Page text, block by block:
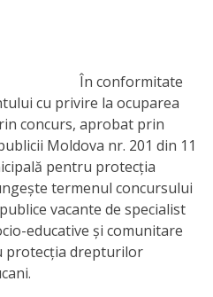
În conformitate
cu privire la ocuparea
concurs, aprobat prin
Moldova nr. 201 din 11
pentru protecţia
termenul concursului
vacante de specialist
educative şi comunitare
protecţia drepturilor